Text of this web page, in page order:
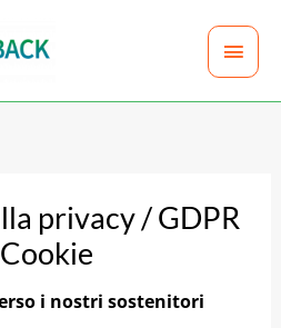
privacy / GDPR
i nostri sostenitori